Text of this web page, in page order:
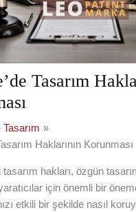
Tasarım
Tasarım
Haklarının Korunması
hakları, özgün
için önemli bir
etkili bir şekilde nasıl